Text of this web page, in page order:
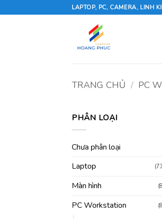
to
LAPTOP, PC, CAMERA, LINH
TRANG CHỦ / PC
PHÂN LOẠI
Chưa phân loại
Laptop
Màn hình
PC Workstation